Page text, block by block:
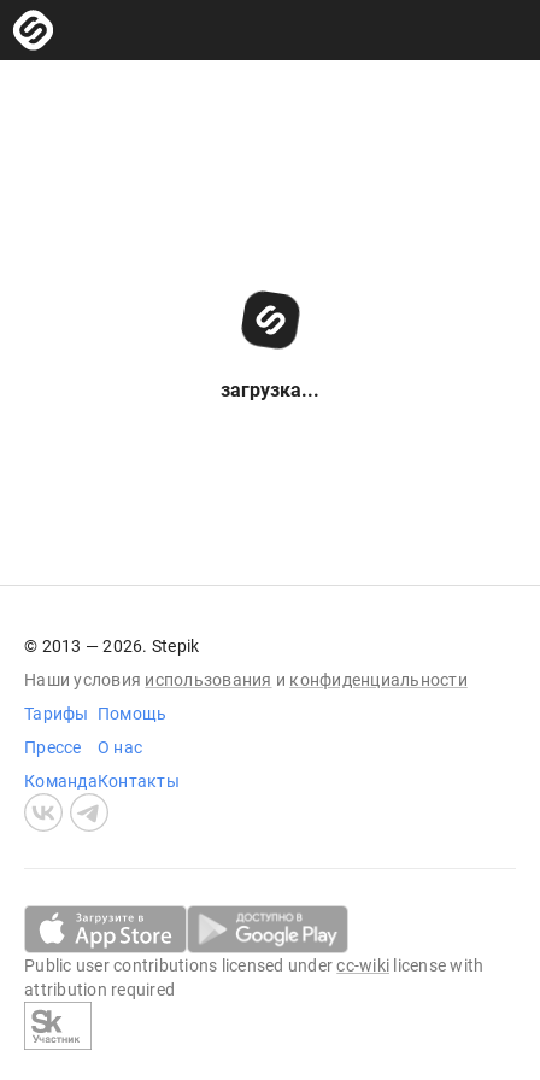
загрузка...
© 2013 — 2026. Stepik
Наши условия использования и конфиденциальности
Тарифы
Прессе
Команда
Помощь
О нас
Контакты
Public user contributions licensed undercc-wiki license with
attribution required